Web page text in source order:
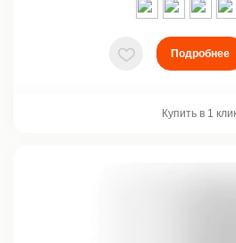
В избранное
Подробнее
Купить в 1